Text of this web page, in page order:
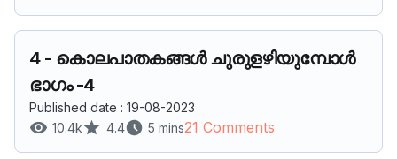
4- കൊലപാതകങ്ങൾ ചുരുളഴിയുമ്പോൾ
ഭാഗം -4
Published date : 19-08-2023
10.4k
4.4 5 mins21 Comments